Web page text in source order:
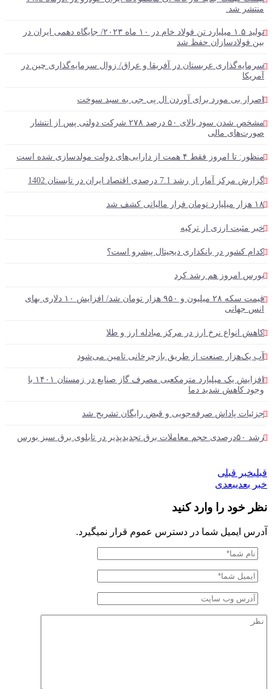
منتشر شد.
تولید ۱.۵ میلیارد تن فولاد خام در ۱۰ ماه ۲۰۲۳/ جایگاه دهمی ایران در
بین فولادسازان حفظ شد
سرمایه‌گذاری عربستان در آفریقا و عراق/ زوال سرمایه‌گذاری چین در
آمریکا
اصرار بی مورد برای آوردن ال پی جی به سبد سوخت
مشخص شدن سود بالای ۵۰ درصد ۲۷۸ شرکت دولتی پس از انتشار
صورت‌های مالی
منظور: تا امروز فقط ۴ همت از دارایی‌های دولت مولدسازی شده است
گزارش مرکز آمار از رشد 7.1 درصدی اقتصاد ایران در تابستان 1402
۱۸ هزار میلیارد تومان فرار مالیاتی کشف شد
خبر مثبت ارزی از ترکیه
کدام کشور در بانکداری دیجیتال پیشرو است؟
بورس امروز هم رشد کرد
قیمت سکه ۲۸ میلیون و ۹۵۰ هزار تومان شد/ افزایش ۱۰ دلاری بهای
انس جهانی
کاهش انواع نرخ ارز در مرکز مبادله ارز و طلا
آب یک‌هزار صنعت از طریق بازچرخانی تامین می‌شود
افزایش یک میلیارد مترمکعبی مصرف گاز صنایع در زمستان ۱۴۰۱ با
وجود کاهش شدید دما
جزئیات پاداش صرفه‌جویی و قبض رایگان تشریح شد
رشد ۵۰درصدی حجم معاملات برق تجدیدپذیر در تابلوی برق سبز بورس
قبلیخبر قبلی
خبر بعدیبعدی
نظر خود را وارد کنید
آدرس ایمیل شما در دسترس عموم قرار نمیگیرد.